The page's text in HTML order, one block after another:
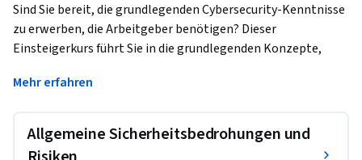
Sind Sie bereit, die grundlegenden Cybersecurity-Kenntnisse
zu erwerben, die Arbeitgeber benötigen? Dieser
Einsteigerkurs führt Sie in die grundlegenden Konzepte,
Experten verwendet werden.
Datendiebstahl, Manipulation, Phishing und Malware zu
erkennen. Sie erfahren, wie Cyberangriffe ablaufen, und
Mehr erfahren
Allgemeine Sicherheitsbedrohungen und